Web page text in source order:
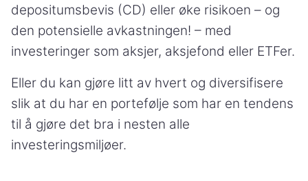
depositumsbevis (CD) eller øke risikoen – og
den potensielle avkastningen! – med
investeringer som aksjer, aksjefond eller ETFer.
Eller du kan gjøre litt av hvert og diversifisere
slik at du har en portefølje som har en tendens
til å gjøre det bra i nesten alle
investeringsmiljøer.